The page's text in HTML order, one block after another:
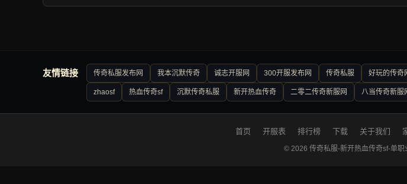
友情链接 传奇私服发布网 我本沉默传奇 诚志开服网 300开服发布网 传奇私服 好玩的传奇
zhaosf 热血传奇sf 沉默传奇私服 新开热血传奇 二零二传奇新服网 八当传奇新服
首页 开服表 排行榜 下载 关于我们
© 2026 传奇私服-新开热血传奇sf-单